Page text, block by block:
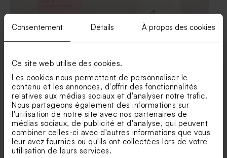
Consentement Détails À propos des cookies
Ce site web utilise des cookies.
Les cookies nous permettent de personnaliser le
contenu et les annonces, d'offrir des fonctionnalités
relatives aux médias sociaux et d'analyser notre trafic.
Nous partageons également des informations sur
l'utilisation de notre site avec nos partenaires de
médias sociaux, de publicité et d'analyse, qui peuvent
combiner celles-ci avec d'autres informations que vous
leur avez fournies ou qu'ils ont collectées lors de votre
utilisation de leurs services.
Livret de messe mariage
initiales jeunes mariés
Marque place mariage
initiales jeunes mariés
Menu mariage passion
Carte menu mariage
calligraphie